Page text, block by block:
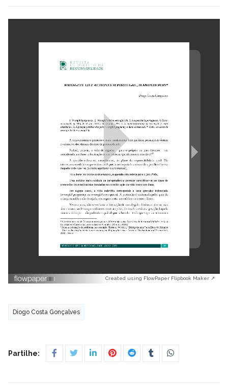
Created using FlowPaper Flipbook Maker ↗
Diogo Costa Gonçalves
Partilhe: